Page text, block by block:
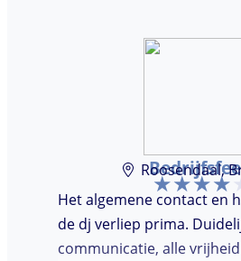
Roosendaal,
Het algemene contact en
de dj verliep prima.
communicatie, alle